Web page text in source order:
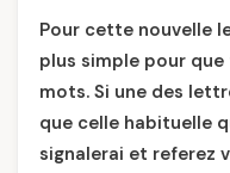
Pour cette nouvelle
plus simple pour
mots. Si une des
que celle habituelle
signalerai et referez